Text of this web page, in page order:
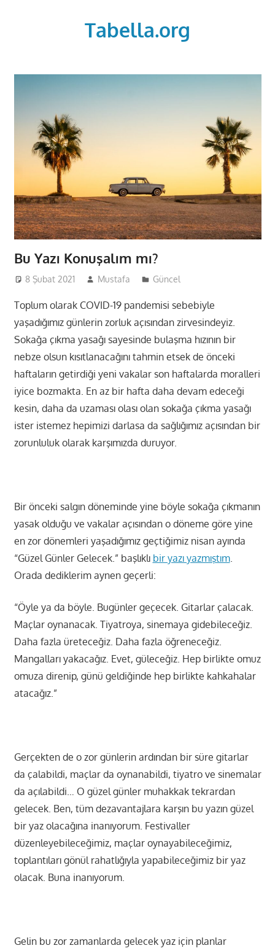
Tabella.org
Bu Yazı Konuşalım mı?
8 Şubat 2021 Mustafa Güncel
Toplum olarak COVID-19 pandemisi sebebiyle
yaşadığımız günlerin zorluk açısından zirvesindeyiz.
Sokağa çıkma yasağı sayesinde bulaşma hızının bir
nebze olsun kısıtlanacağını tahmin etsek de önceki
haftaların getirdiği yeni vakalar son haftalarda moralleri
iyice bozmakta. En az bir hafta daha devam edeceği
kesin, daha da uzaması olası olan sokağa çıkma yasağı
ister istemez hepimizi darlasa da sağlığımız açısından bir
zorunluluk olarak karşımızda duruyor.
Bir önceki salgın döneminde yine böyle sokağa çıkmanın
yasak olduğu ve vakalar açısından o döneme göre yine
en zor dönemleri yaşadığımız geçtiğimiz nisan ayında
“Güzel Günler Gelecek.” başlıklı bir yazı yazmıştım.
Orada dediklerim aynen geçerli:
“Öyle ya da böyle. Bugünler geçecek. Gitarlar çalacak.
Maçlar oynanacak. Tiyatroya, sinemaya gidebileceğiz.
Daha fazla üreteceğiz. Daha fazla öğreneceğiz.
Mangalları yakacağız. Evet, güleceğiz. Hep birlikte omuz
omuza direnip, günü geldiğinde hep birlikte kahkahalar
atacağız.”
Gerçekten de o zor günlerin ardından bir süre gitarlar
da çalabildi, maçlar da oynanabildi, tiyatro ve sinemalar
da açılabildi… O güzel günler muhakkak tekrardan
gelecek. Ben, tüm dezavantajlara karşın bu yazın güzel
bir yaz olacağına inanıyorum. Festivaller
düzenleyebileceğimiz, maçlar oynayabileceğimiz,
toplantıları gönül rahatlığıyla yapabileceğimiz bir yaz
olacak. Buna inanıyorum.
Gelin bu zor zamanlarda gelecek yaz için planlar